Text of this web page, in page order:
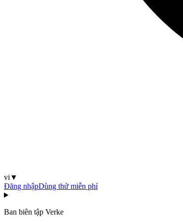
vi ▼
Đăng nhậpDùng thử miễn phí
Ban biên tập Verke